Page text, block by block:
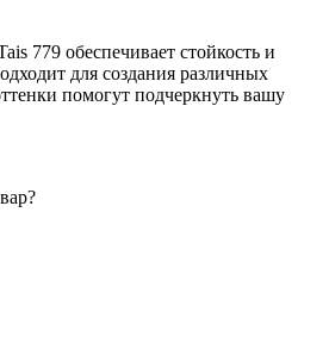
779 обеспечивает стойкость и
для создания различных
помогут подчеркнуть вашу